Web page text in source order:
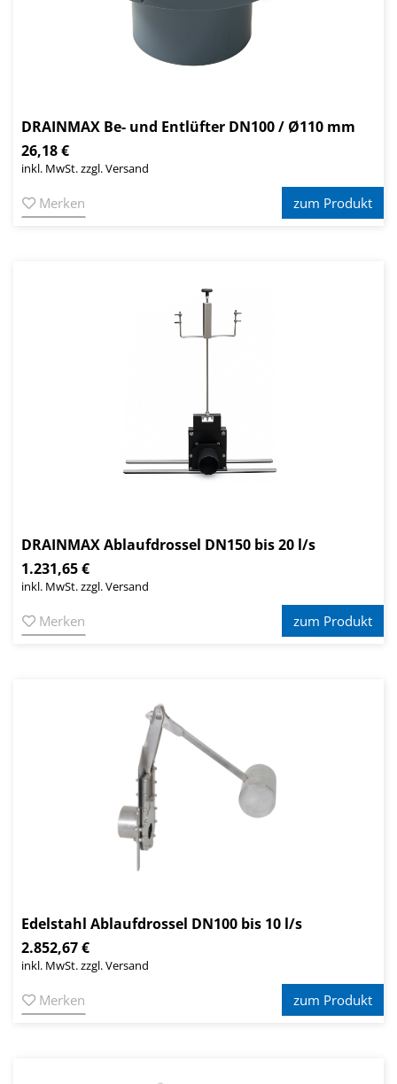
DRAINMAX Be- und Entlüfter DN100 / Ø110 mm
26,18 €
inkl. MwSt. zzgl. Versand
Merken zum Produkt
DRAINMAX Ablaufdrossel DN150 bis 20 l/s
1.231,65 €
inkl. MwSt. zzgl. Versand
Merken zum Produkt
Edelstahl Ablaufdrossel DN100 bis 10 l/s
2.852,67 €
inkl. MwSt. zzgl. Versand
Merken zum Produkt